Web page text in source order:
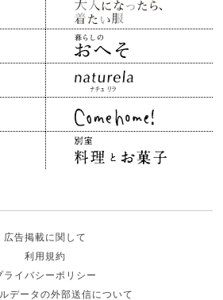
広告掲載に関して
利用規約
ライバシーポリシー
データの外部送信について